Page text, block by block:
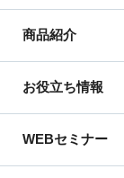
商品紹介
お役立ち情報
WEBセミナー